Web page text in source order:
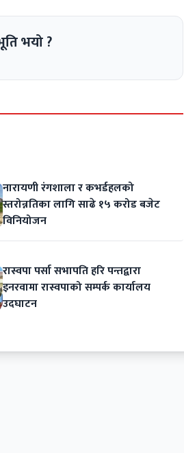
भयो ?
नारायणी रंगशाला र कभर्डहलको
स्तरोन्नतिका लागि साढे १५ करोड बजेट
विनियोजन
रास्वपा पर्सा सभापति हरि पन्तद्वारा
इनरवामा रास्वपाको सम्पर्क कार्यालय
उदघाटन